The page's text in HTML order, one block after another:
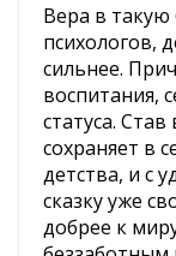
Вера в
психологов,
сильнее.
воспитания,
статуса.
сохраняет в
детства, и с
сказку уже
добрее к